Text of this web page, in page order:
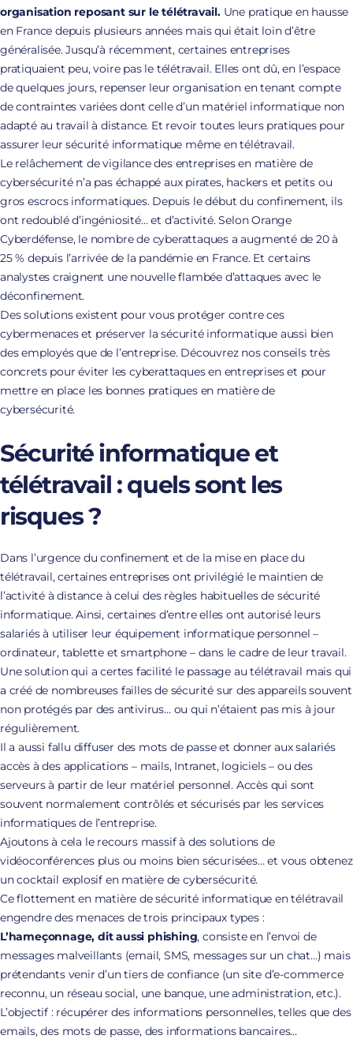
organisation reposant sur le télétravail.Une pratique en hausse
en France depuis plusieurs années mais qui était loin d’être
généralisée. Jusqu’à récemment, certaines entreprises
pratiquaient peu, voire pas le télétravail. Elles ont dû, en l’espace
de quelques jours, repenser leur organisation en tenant compte
de contraintes variées dont celle d’un matériel informatique non
adapté au travail à distance. Et revoir toutes leurs pratiques pour
assurer leur sécurité informatique même en télétravail.
Le relâchement de vigilance des entreprises en matière de
cybersécurité n’a pas échappé aux pirates, hackers et petits ou
gros escrocs informatiques. Depuis le début du confinement, ils
ont redoublé d’ingéniosité… et d’activité. Selon Orange
Cyberdéfense, le nombre de cyberattaques a augmenté de 20 à
25 % depuis l’arrivée de la pandémie en France. Et certains
analystes craignent une nouvelle flambée d’attaques avec le
déconfinement.
Des solutions existent pour vous protéger contre ces
cybermenaces et préserver la sécurité informatique aussi bien
des employés que de l’entreprise. Découvrez nos conseils très
concrets pour éviter les cyberattaques en entreprises et pour
mettre en place les bonnes pratiques en matière de
cybersécurité.
Sécurité informatique et
télétravail : quels sont les
risques ?
Dans l’urgence du confinement et de la mise en place du
télétravail, certaines entreprises ont privilégié le maintien de
l’activité à distance à celui des règles habituelles de sécurité
informatique. Ainsi, certaines d’entre elles ont autorisé leurs
salariés à utiliser leur équipement informatique personnel –
ordinateur, tablette et smartphone – dans le cadre de leur travail.
Une solution qui a certes facilité le passage au télétravail mais qui
a créé de nombreuses failles de sécurité sur des appareils souvent
non protégés par des antivirus… ou qui n’étaient pas mis à jour
régulièrement.
Il a aussi fallu diffuser des mots de passe et donner aux salariés
accès à des applications – mails, Intranet, logiciels – ou des
serveurs à partir de leur matériel personnel. Accès qui sont
souvent normalement contrôlés et sécurisés par les services
informatiques de l’entreprise.
Ajoutons à cela le recours massif à des solutions de
vidéoconférences plus ou moins bien sécurisées… et vous obtenez
un cocktail explosif en matière de cybersécurité.
Ce flottement en matière de sécurité informatique en télétravail
engendre des menaces de trois principaux types :
L’hameçonnage, dit aussi phishing, consiste en l’envoi de
messages malveillants (email, SMS, messages sur un chat…) mais
prétendants venir d’un tiers de confiance (un site d’e-commerce
reconnu, un réseau social, une banque, une administration, etc.).
L’objectif : récupérer des informations personnelles, telles que des
emails, des mots de passe, des informations bancaires…